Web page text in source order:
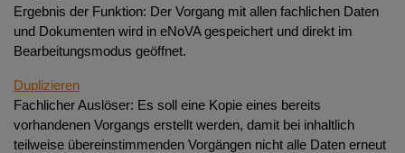
Ergebnis der Funktion: Der Vorgang mit allen fachlichen Daten
und Dokumenten wird in eNoVA gespeichert und direkt im
Bearbeitungsmodus geöffnet.
Duplizieren
Fachlicher Auslöser: Es soll eine Kopie eines bereits
vorhandenen Vorgangs erstellt werden, damit bei inhaltlich
teilweise übereinstimmenden Vorgängen nicht alle Daten erneut